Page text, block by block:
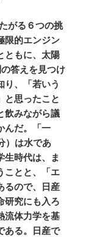
がる６つの挑
限的エンジン
ともに、太陽
答えを見つけ
り、「若いう
と思ったこと
飲みながら議
んだ。「一
）は水であ
生時代は、ま
ことと、「エ
るので、日産
研究にも入ろ
流体力学を基
ある。日産で